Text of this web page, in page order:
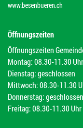
www.besenbueren.ch
Öffnungszeiten
Öffnungszeiten
Montag: 08.30-11.30
Dienstag: geschlossen
Mittwoch: 08.30-11.30
Donnerstag: geschlossen
Freitag: 08.30-11.30